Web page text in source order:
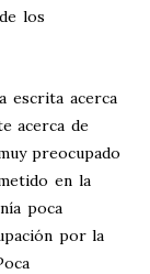
los
escrita acerca
acerca de
preocupado
en la
poca
por la